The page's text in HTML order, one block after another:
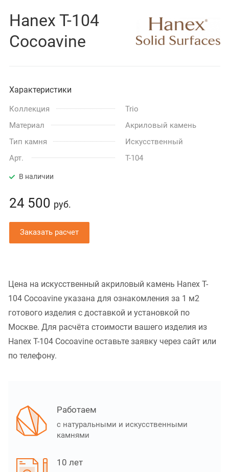
Hanex T-104
Cocoavine
Характеристики
Коллекция
Trio
Материал
Акриловый камень
Тип камня
Искусственный
Арт.
T-104
В наличии
24 500 руб.
Заказать расчет
Цена на искусственный акриловый камень Hanex T-
104 Cocoavine указана для ознакомления за 1 м2
готового изделия с доставкой и установкой по
Москве. Для расчёта стоимости вашего изделия из
Hanex T-104 Cocoavine оставьте заявку через сайт или
по телефону.
Работаем
с натуральными и искусственными
камнями
10 лет